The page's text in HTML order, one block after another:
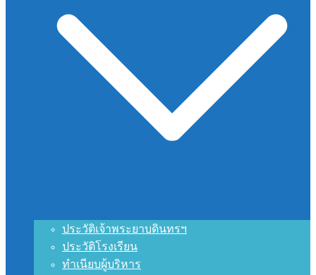
ประวัติเจ้าพระยาบดินทรฯ
ประวัติโรงเรียน
ทำเนียบผู้บริหาร